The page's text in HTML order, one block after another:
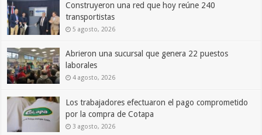
Construyeron una red que hoy reúne 240
transportistas
5 agosto, 2026
Abrieron una sucursal que genera 22 puestos
laborales
4 agosto, 2026
Los trabajadores efectuaron el pago comprometido
por la compra de Cotapa
3 agosto, 2026